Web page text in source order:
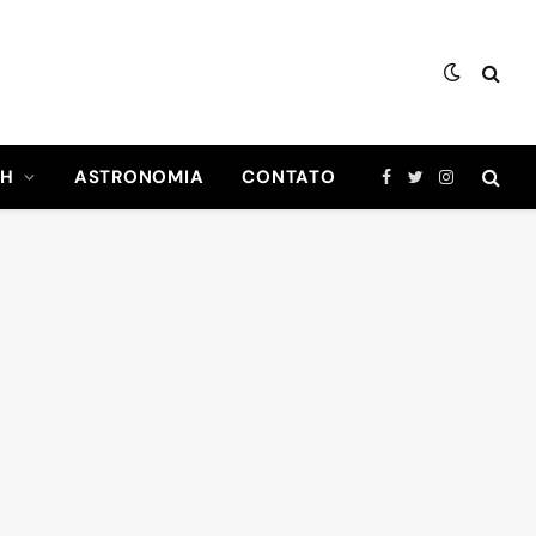
ASTRONOMIA CONTATO Facebook
TwitterInstagram